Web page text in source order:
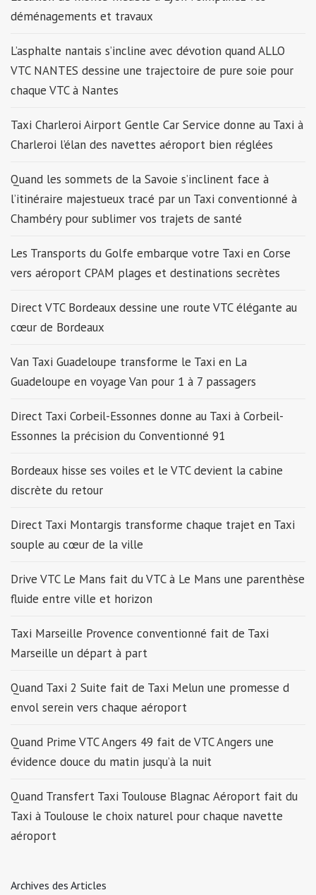
déménagements et travaux
L’asphalte nantais s’incline avec dévotion quand ALLO
VTC NANTES dessine une trajectoire de pure soie pour
chaque VTC à Nantes
Taxi Charleroi Airport Gentle Car Service donne au Taxi à
Charleroi l’élan des navettes aéroport bien réglées
Quand les sommets de la Savoie s’inclinent face à
l’itinéraire majestueux tracé par un Taxi conventionné à
Chambéry pour sublimer vos trajets de santé
Les Transports du Golfe embarque votre Taxi en Corse
vers aéroport CPAM plages et destinations secrètes
Direct VTC Bordeaux dessine une route VTC élégante au
cœur de Bordeaux
Van Taxi Guadeloupe transforme le Taxi en La
Guadeloupe en voyage Van pour 1 à 7 passagers
Direct Taxi Corbeil-Essonnes donne au Taxi à Corbeil-
Essonnes la précision du Conventionné 91
Bordeaux hisse ses voiles et le VTC devient la cabine
discrète du retour
Direct Taxi Montargis transforme chaque trajet en Taxi
souple au cœur de la ville
Drive VTC Le Mans fait du VTC à Le Mans une parenthèse
fluide entre ville et horizon
Taxi Marseille Provence conventionné fait de Taxi
Marseille un départ à part
Quand Taxi 2 Suite fait de Taxi Melun une promesse d
envol serein vers chaque aéroport
Quand Prime VTC Angers 49 fait de VTC Angers une
évidence douce du matin jusqu’à la nuit
Quand Transfert Taxi Toulouse Blagnac Aéroport fait du
Taxi à Toulouse le choix naturel pour chaque navette
aéroport
Archives des Articles